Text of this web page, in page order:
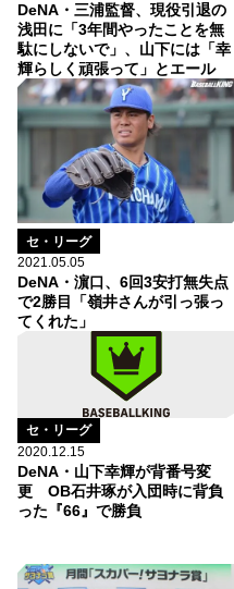
DeNA・三浦監督、現役引退の
浅田に「3年間やったことを無
駄にしないで」、山下には「幸
輝らしく頑張って」とエール
セ・リーグ
2021.05.05
DeNA・濵口、6回3安打無失点
で2勝目「嶺井さんが引っ張っ
てくれた」
セ・リーグ
2020.12.15
DeNA・山下幸輝が背番号変
更 OB石井琢が入団時に背負
った『66』で勝負